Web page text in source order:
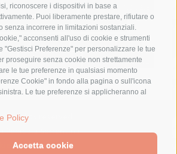
riconoscere i dispositivi in base a
Puoi liberamente prestare, rifiutare o
senza incorrere in limitazioni sostanziali.
acconsenti all'uso di cookie e strumenti
"Gestisci Preferenze" per personalizzare le tue
proseguire senza cookie non strettamente
le tue preferenze in qualsiasi momento
Cookie" in fondo alla pagina o sull'icona
Le tue preferenze si applicheranno al
Policy
Accetta cookie
piano di sorrento
polizia municipale
Campania
sant'agnello
studenti temporali
treni
villa fiorentino vincenzo de luca
All rights reserved.
Penisola Sorrentina
Policy